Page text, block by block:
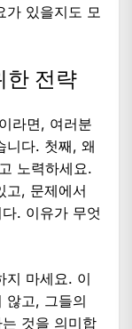
가 있을지도 모
한 전략
라면, 여러분
니다. 첫째, 왜
노력하세요.
고, 문제에서
. 이유가 무엇
지 마세요. 이
않고, 그들의
것을 의미합